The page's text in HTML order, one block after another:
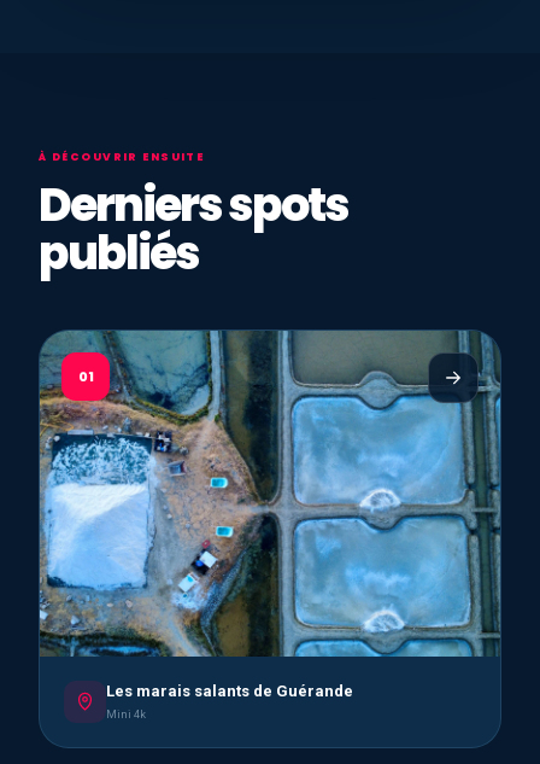
À DÉCOUVRIR ENSUITE
Derniers spots
publiés
01
Les marais salants de Guérande
Mini 4k